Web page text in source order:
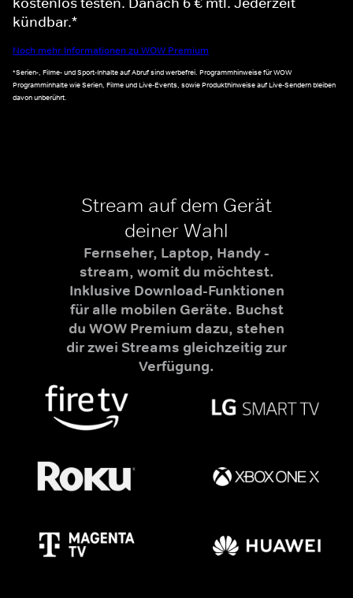
kündbar.*
Noch mehr Informationen zu WOW Premium
*Serien-, Filme- und Sport-Inhalte auf Abruf sind werbefrei. Programmhinweise für WOW
Programminhalte wie Serien, Filme und Live-Events, sowie Produkthinweise auf Live-Sendern bleiben
davon unberührt.
Stream auf dem Gerät
deiner Wahl
Fernseher, Laptop, Handy -
stream, womit du möchtest.
Inklusive Download-Funktionen
für alle mobilen Geräte. Buchst
du WOW Premium dazu, stehen
dir zwei Streams gleichzeitig zur
Verfügung.